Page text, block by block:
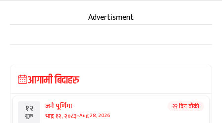
Advertisment
आगामी बिदाहरु
१२
शुक्र
जनै पूर्णिमा
भाद्र १२, २०८३-Aug 28, 2026
२२ दिन बाँकी